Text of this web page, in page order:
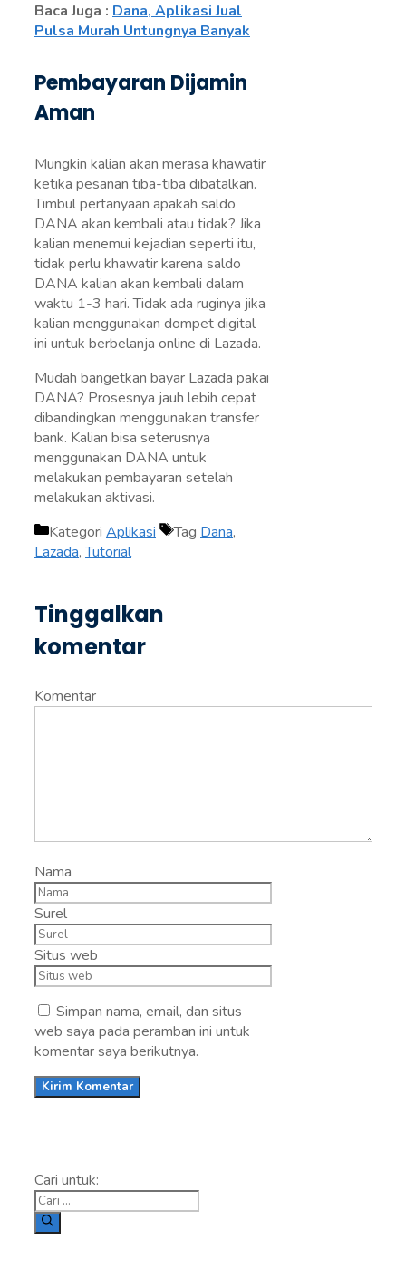
Baca Juga : Dana, Aplikasi Jual
Pulsa Murah Untungnya Banyak
Pembayaran Dijamin
Aman
Mungkin kalian akan merasa khawatir
ketika pesanan tiba-tiba dibatalkan.
Timbul pertanyaan apakah saldo
DANA akan kembali atau tidak? Jika
kalian menemui kejadian seperti itu,
tidak perlu khawatir karena saldo
DANA kalian akan kembali dalam
waktu 1-3 hari. Tidak ada ruginya jika
kalian menggunakan dompet digital
ini untuk berbelanja online di Lazada.
Mudah bangetkan bayar Lazada pakai
DANA? Prosesnya jauh lebih cepat
dibandingkan menggunakan transfer
bank. Kalian bisa seterusnya
menggunakan DANA untuk
melakukan pembayaran setelah
melakukan aktivasi.
Kategori Aplikasi Tag Dana,
Lazada,Tutorial
Tinggalkan
komentar
Komentar
Nama
Surel
Situs web
Simpan nama, email, dan situs
web saya pada peramban ini untuk
komentar saya berikutnya.
Cari untuk: